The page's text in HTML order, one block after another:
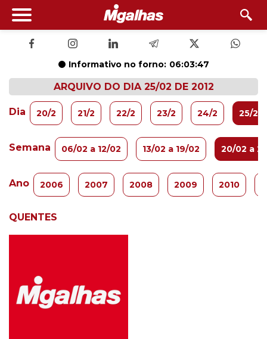
Informativo no forno: 06:03:46
ARQUIVO DO DIA 25/02 DE 2012
Dia 20/2 21/2 22/2 23/2 24/2 25/2
Semana 06/02 a 12/02 13/02 a 19/02 20/02 a
Ano 2006 2007 2008 2009 2010
QUENTES